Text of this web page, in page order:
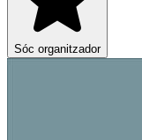
Sóc organitzador